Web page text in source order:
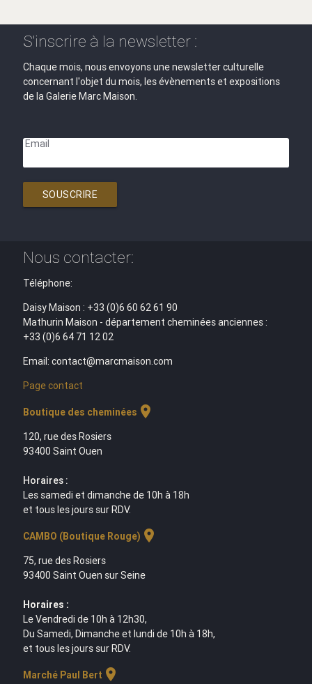
S'inscrire à la newsletter :
Chaque mois, nous envoyons une newsletter culturelle
concernant l'objet du mois, les évènements et expositions
de la Galerie Marc Maison.
Email
SOUSCRIRE
Nous contacter:
Téléphone:
Daisy Maison : +33 (0)6 60 62 61 90
Mathurin Maison - département cheminées anciennes :
+33 (0)6 64 71 12 02
Email: contact@marcmaison.com
Page contact
Boutique des cheminées location_on
120, rue des Rosiers
93400 Saint Ouen
Horaires :
Les samedi et dimanche de 10h à 18h
et tous les jours sur RDV.
CAMBO (Boutique Rouge) location_on
75, rue des Rosiers
93400 Saint Ouen sur Seine
Horaires :
Le Vendredi de 10h à 12h30,
Du Samedi, Dimanche et lundi de 10h à 18h,
et tous les jours sur RDV.
Marché Paul Bert location_on